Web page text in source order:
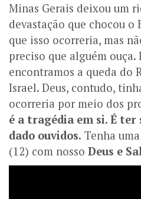
Minas Gerais deixou um
devastação que chocou o
que isso ocorreria, mas
preciso que alguém ouça.
encontramos a queda do
Israel. Deus, contudo,
ocorreria por meio dos
é a tragédia em si. É
dado ouvidos. Tenha
(12) com nosso Deus e